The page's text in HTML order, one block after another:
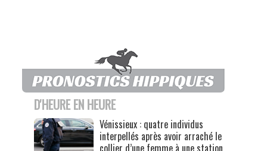
D'HEURE EN HEURE
Vénissieux : quatre individus
interpellés après avoir arraché le
collier d’une femme à une station